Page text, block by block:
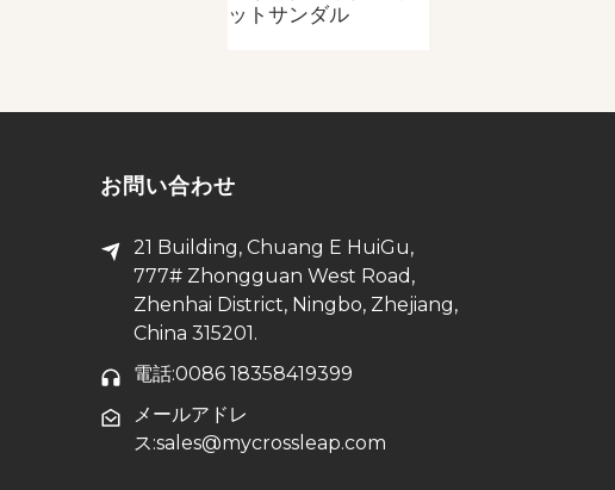
ットサンダル
お問い合わせ
21 Building, Chuang E HuiGu,
777# Zhongguan West Road,
Zhenhai District, Ningbo, Zhejiang,
China 315201.
電話:0086 18358419399
メールアドレ
ス:sales@mycrossleap.com